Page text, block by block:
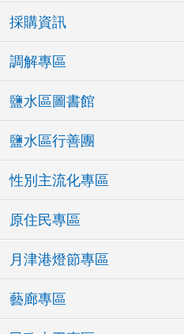
採購資訊
調解專區
鹽水區圖書館
鹽水區行善團
性別主流化專區
原住民專區
月津港燈節專區
藝廊專區